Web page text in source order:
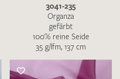
3041-235
Organza
gefärbt
100% reine Seide
35 g/lfm, 137 cm